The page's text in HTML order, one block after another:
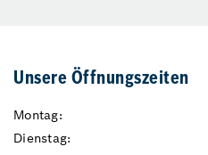
Unsere Öffnungszeiten
Montag:
Dienstag: